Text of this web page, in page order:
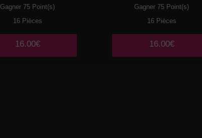
Gagner 75 Point(s)
16 Pièces
16.00€
Gagner 75 Point(s)
16 Pièces
16.00€